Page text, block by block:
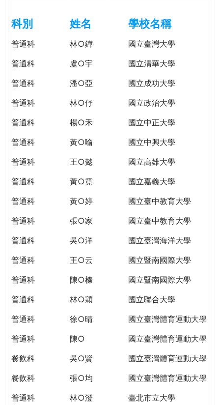
格。
WAGOR
TODAY
THE
WORLD
PUTTING
YOU
THE
CITIZENSHIP
e
r
e
科別 姓名 學校名稱
普通科 林○鏵
國立臺灣大學
普通科
盧○宇
國立清華大學
普通科
潘○亞
國立成功大學
普通科
林○伃
國立政治大學
普通科
楊○禾
國立中正大學
普通科
黃○喻
國立中興大學
普通科
王○懿
國立高雄大學
普通科
黃○霓
國立嘉義大學
普通科
黃○婷
國立臺中教育大學
普通科
張○家
國立臺中教育大學
普通科
吳○洋
國立臺灣海洋大學
普通科
王○云
國立暨南國際大學
普通科
陳○榛
國立暨南國際大學
普通科
林○穎
國立聯合大學
普通科
徐○晴
國立臺灣體育運動大學
普通科
陳○
國立臺灣體育運動大學
餐飲科
吳○賢
國立臺灣體育運動大學
餐飲科
張○均
國立臺灣體育運動大學
普通科
林○澄
臺北市立大學